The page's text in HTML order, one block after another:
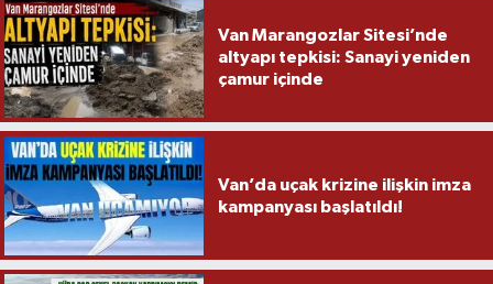
Van Marangozlar Sitesi’nde
altyapı tepkisi: Sanayi yeniden
çamur içinde
Van’da uçak krizine ilişkin imza
kampanyası başlatıldı!